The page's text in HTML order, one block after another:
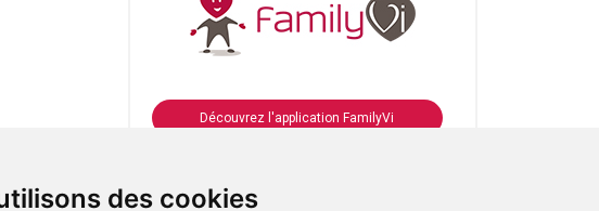
des cookies
Découvrez l'application FamilyVi